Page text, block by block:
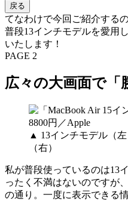
戻る
てなわけで今回ご紹介する
普段13インチモデルを愛用
いたします！
PAGE 2
広々の大画面で「
▲ 13インチモデル（
（右）
私が普段使っているのは13
ったく不満はないのですが
の通り。一度に表示できる